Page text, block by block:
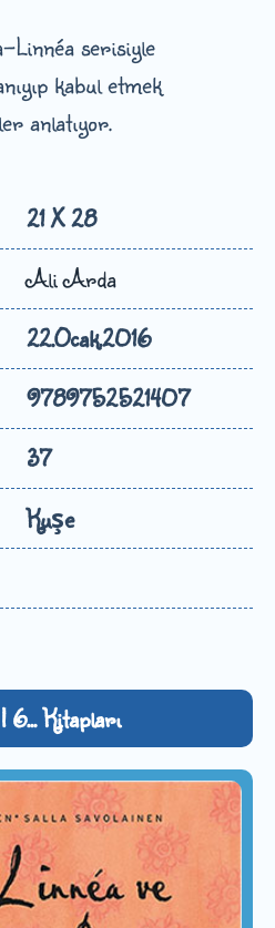
Linnéa serisiyle
kabul etmek
anlatıyor.
21 X 28
Ali Arda
22.Ocak.2016
9789752521407
37
Kuşe
6... Kitapları